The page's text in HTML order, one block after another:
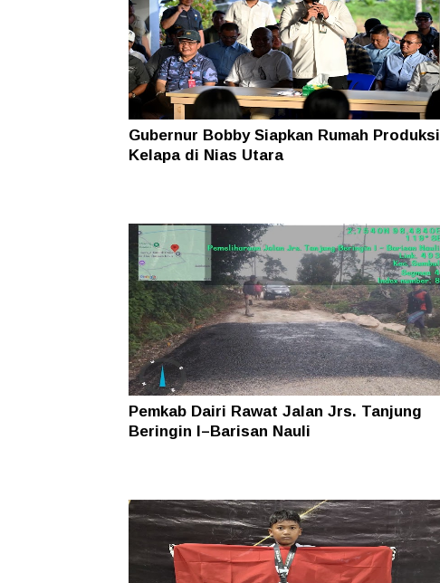
Gubernur Bobby Siapkan Rumah Produksi
Kelapa di Nias Utara
Pemkab Dairi Rawat Jalan Jrs. Tanjung
Beringin I–Barisan Nauli